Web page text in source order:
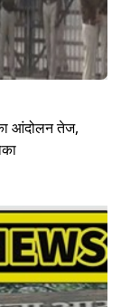
आंदोलन तेज,